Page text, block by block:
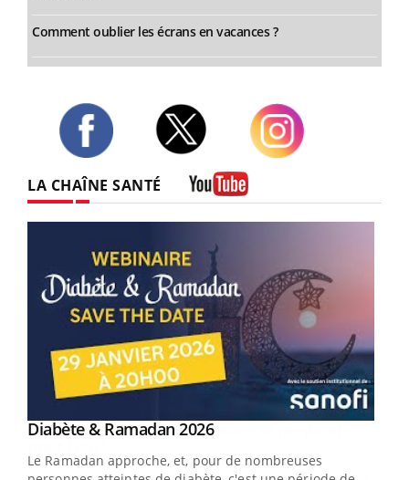
Comment oublier les écrans en vacances ?
LA CHAÎNE SANTÉ
Youtube
Diabète & Ramadan 2026Youtube
Le Ramadan approche, et, pour de nombreuses